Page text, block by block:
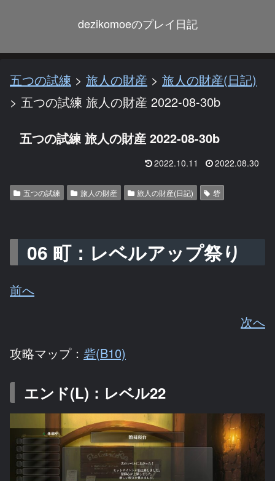
dezikomoeのプレイ日記
五つの試練 > 旅人の財産 > 旅人の財産(日記)
> 五つの試練 旅人の財産 2022-08-30b
五つの試練 旅人の財産 2022-08-30b
2022.10.11 2022.08.30
五つの試練 旅人の財産 旅人の財産(日記) 砦
06 町：レベルアップ祭り
前へ
次へ
攻略マップ： 砦(B10)
エンド(L)：レベル22